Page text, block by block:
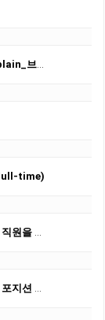
원 구인 ♣
time)
합니다!
구인!